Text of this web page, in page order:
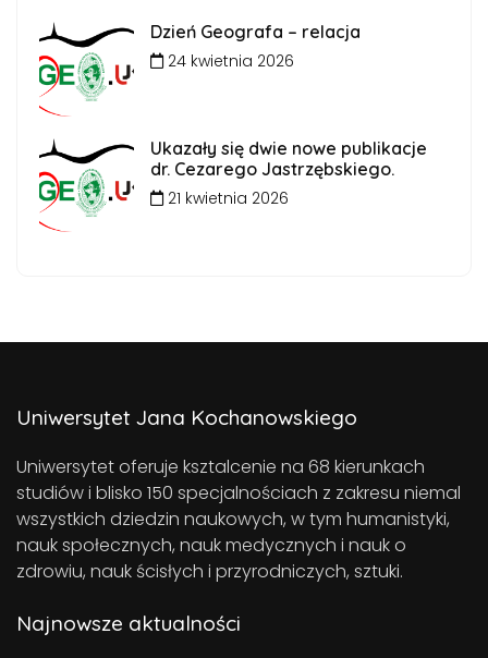
Dzień Geografa – relacja
24 kwietnia 2026
Ukazały się dwie nowe publikacje
dr. Cezarego Jastrzębskiego.
21 kwietnia 2026
Uniwersytet Jana Kochanowskiego
Uniwersytet oferuje ksztalcenie na 68 kierunkach
studiów i blisko 150 specjalnościach z zakresu niemal
wszystkich dziedzin naukowych, w tym humanistyki,
nauk społecznych, nauk medycznych i nauk o
zdrowiu, nauk ścisłych i przyrodniczych, sztuki.
Najnowsze aktualności